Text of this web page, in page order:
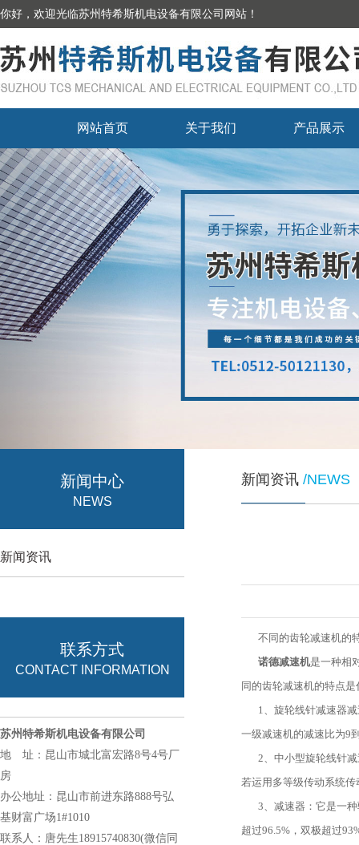
你好，欢迎光临苏州特希斯机电设备有限公司网站！
网站首页 关于我们 产品展示
新闻中心
NEWS
新闻资讯
联系方式
CONTACT INFORMATION
苏州特希斯机电设备有限公司
地 址：昆山市城北富宏路8号4号厂
房
办公地址：昆山市前进东路888号弘
基财富广场1#1010
联系人：唐先生18915740830(微信同
新闻资讯 /NEWS
不同的齿轮减速机的
诺德减速机是一种相
同的齿轮减速机的特点是
1、旋轮线针减速器减
一级减速机的减速比为9
2、中小型旋轮线针减
若运用多等级传动系统
3、减速器：它是一种
超过96.5%，双极超过